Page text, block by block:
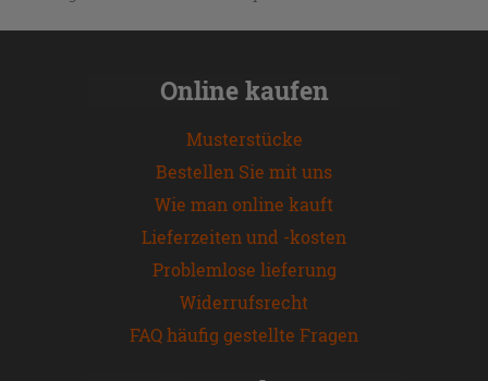
Online kaufen
Musterstücke
Bestellen Sie mit uns
Wie man online kauft
Lieferzeiten und -kosten
Problemlose lieferung
Widerrufsrecht
FAQ häufig gestellte Fragen